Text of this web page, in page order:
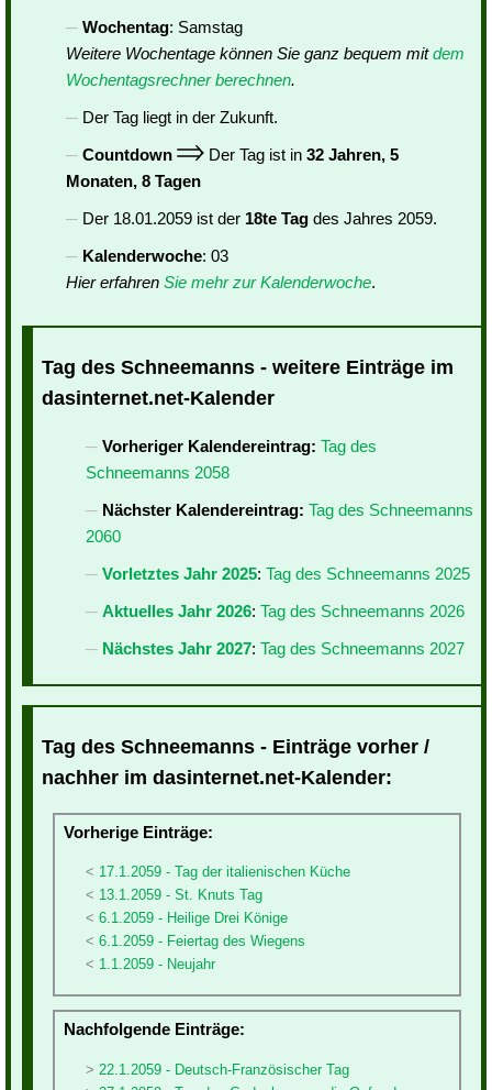
Wochentag: Samstag
Weitere Wochentage können Sie ganz bequem mitdem
Wochentagsrechner berechnen.
Der Tag liegt in der Zukunft.
Countdown
Der Tag ist in 32 Jahren, 5
Monaten, 8 Tagen
Der 18.01.2059 ist der 18te Tag des Jahres 2059.
Kalenderwoche: 03
Hier erfahren Sie mehr zur Kalenderwoche.
Tag des Schneemanns - weitere Einträge im
dasinternet.net-Kalender
Vorheriger Kalendereintrag: Tag des
Schneemanns 2058
Nächster Kalendereintrag: Tag des Schneemanns
2060
Vorletztes Jahr 2025: Tag des Schneemanns 2025
Aktuelles Jahr 2026: Tag des Schneemanns 2026
Nächstes Jahr 2027: Tag des Schneemanns 2027
Tag des Schneemanns - Einträge vorher /
nachher im dasinternet.net-Kalender:
Vorherige Einträge:
17.1.2059 - Tag der italienischen Küche
13.1.2059 - St. Knuts Tag
6.1.2059 - Heilige Drei Könige
6.1.2059 - Feiertag des Wiegens
1.1.2059 - Neujahr
Nachfolgende Einträge:
22.1.2059 - Deutsch-Französischer Tag